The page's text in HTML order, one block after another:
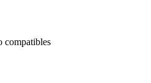
compatibles